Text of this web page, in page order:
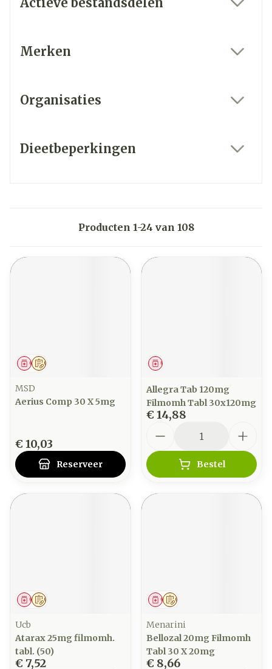
Merken
Organisaties
Dieetbeperkingen
Producten 1-24 van 108
Op voorschrift
Geneesmiddel
MSD
Aerius Comp 30 X 5mg
€ 10,03
Reserveer
Geneesmiddel
Allegra Tab 120mg
Filmomh Tabl 30x120mg
€ 14,88
Bestel
Op voorschrift
Geneesmiddel
Ucb
Atarax 25mg filmomh.
tabl. (50)
€ 7,52
Op voorschrift
Geneesmiddel
Menarini
Bellozal 20mg Filmomh
Tabl 30 X 20mg
€ 8,66